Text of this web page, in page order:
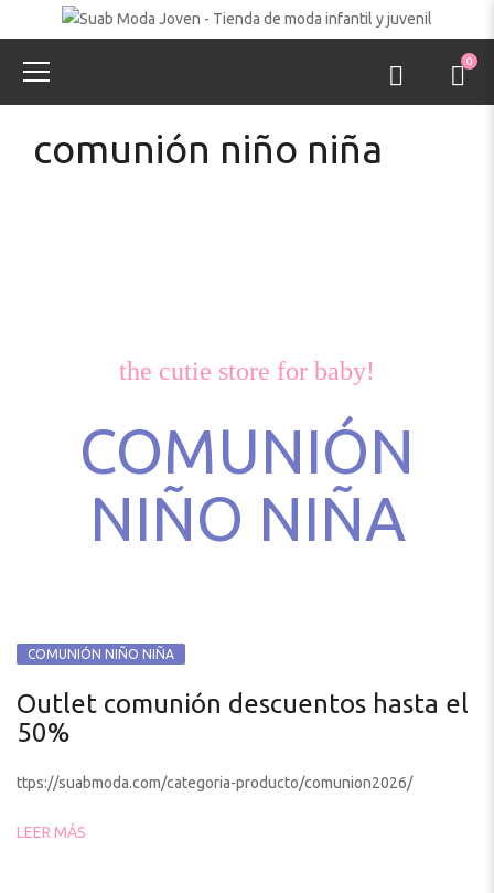
0
comunión niño niña
the cutie store for baby!
COMUNIÓN
NIÑO NIÑA
COMUNIÓN NIÑO NIÑA
Outlet comunión descuentos hasta el
50%
ttps://suabmoda.com/categoria-producto/comunion2026/
LEER MÁS